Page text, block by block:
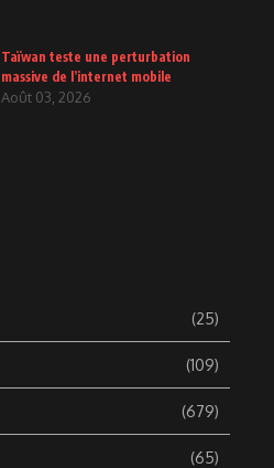
Taïwan teste une perturbation
massive de l’internet mobile
Août 03, 2026
(25)
(109)
(679)
(65)